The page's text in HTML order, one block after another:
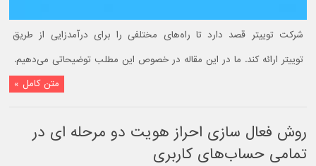
شرکت توییتر قصد دارد تا راه‌های مختلفی را برای درآمدزایی از طریق
توییتر ارائه کند. ما در این مقاله در خصوص این مطلب توضیحاتی می‌دهیم.
متن کامل »
روش فعال سازی احراز هویت دو مرحله ای در
تمامی حساب‌های کاربری